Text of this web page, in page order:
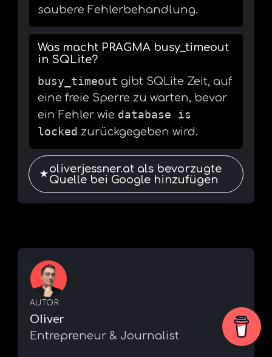
saubere Fehlerbehandlung.
Was macht PRAGMA busy_timeout
in SQLite?
busy_timeout gibt SQLite Zeit, auf
eine freie Sperre zu warten, bevor
ein Fehler wie database is
locked zurückgegeben wird.
★oliverjessner.at als bevorzugte
Quelle bei Google hinzufügen
AUTOR
Oliver
Entrepreneur & Journalist